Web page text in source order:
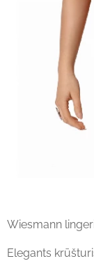
Wiesmann
Elegants